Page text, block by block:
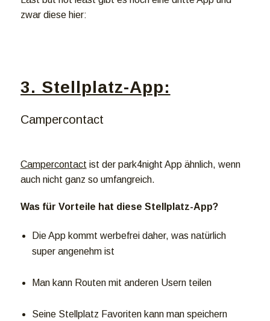
zwar diese hier:
3. Stellplatz-App:
Campercontact
Campercontact ist der park4night App ähnlich, wenn
auch nicht ganz so umfangreich.
Was für Vorteile hat diese Stellplatz-App?
Die App kommt werbefrei daher, was natürlich
super angenehm ist
Man kann Routen mit anderen Usern teilen
Seine Stellplatz Favoriten kann man speichern